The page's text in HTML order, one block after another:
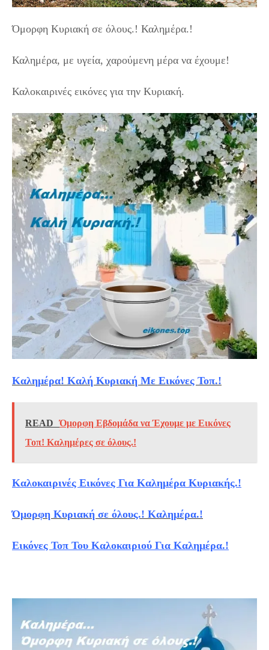
Όμορφη Κυριακή σε όλους.! Καλημέρα.!
Καλημέρα, με υγεία, χαρούμενη μέρα να έχουμε!
Καλοκαιρινές εικόνες για την Κυριακή.
Καλημέρα! Καλή Κυριακή Με Εικόνες Τοπ.!
READ
Όμορφη Εβδομάδα να Έχουμε με Εικόνες
Τοπ! Καλημέρες σε όλους.!
Καλοκαιρινές Εικόνες Για Καλημέρα Κυριακής.!
Όμορφη Κυριακή σε όλους.! Καλημέρα.!
Εικόνες Τοπ Του Καλοκαιριού Για Καλημέρα.!